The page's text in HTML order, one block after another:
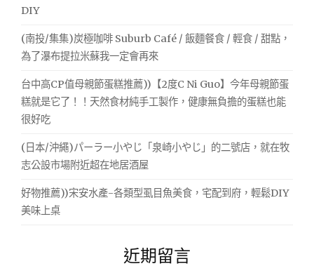
DIY
(南投/集集)炭極咖啡 Suburb Café / 飯麵餐食 / 輕食 / 甜點，
為了瀑布提拉米蘇我一定會再來
台中高CP值母親節蛋糕推薦))【2度C Ni Guo】今年母親節蛋
糕就是它了！！天然食材純手工製作，健康無負擔的蛋糕也能
很好吃
(日本/沖繩)パーラー小やじ「泉崎小やじ」的二號店，就在牧
志公設市場附近超在地居酒屋
好物推薦))宋安水產-各類型虱目魚美食，宅配到府，輕鬆DIY
美味上桌
近期留言